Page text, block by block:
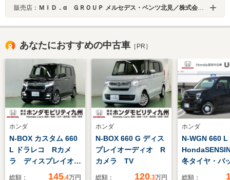
販売店： ＭＩＤ．α ＧＲＯＵＰ メルセデス・ベンツ北見／株式会社シュテルン北見
あなたにおすすめの中古車 ［PR］
ホンダ
N-BOX カスタム 660
L ドラレコ Rカメ
ラ ディスプレイオー
総額： 145.4万円
ホンダ
N-BOX 660 G ディス
プレイオーディオ R
カメラ TV
総額： 120.3万円
ホンダ
N-WGN 660 L
冬タイヤ・バ
ラ・純正メモ
総額：